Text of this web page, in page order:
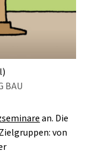
BAU
an. Die
von